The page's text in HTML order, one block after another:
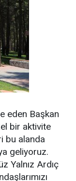
eden Başkan
bir aktivite
bu alanda
geliyoruz.
Yalnız Ardıç